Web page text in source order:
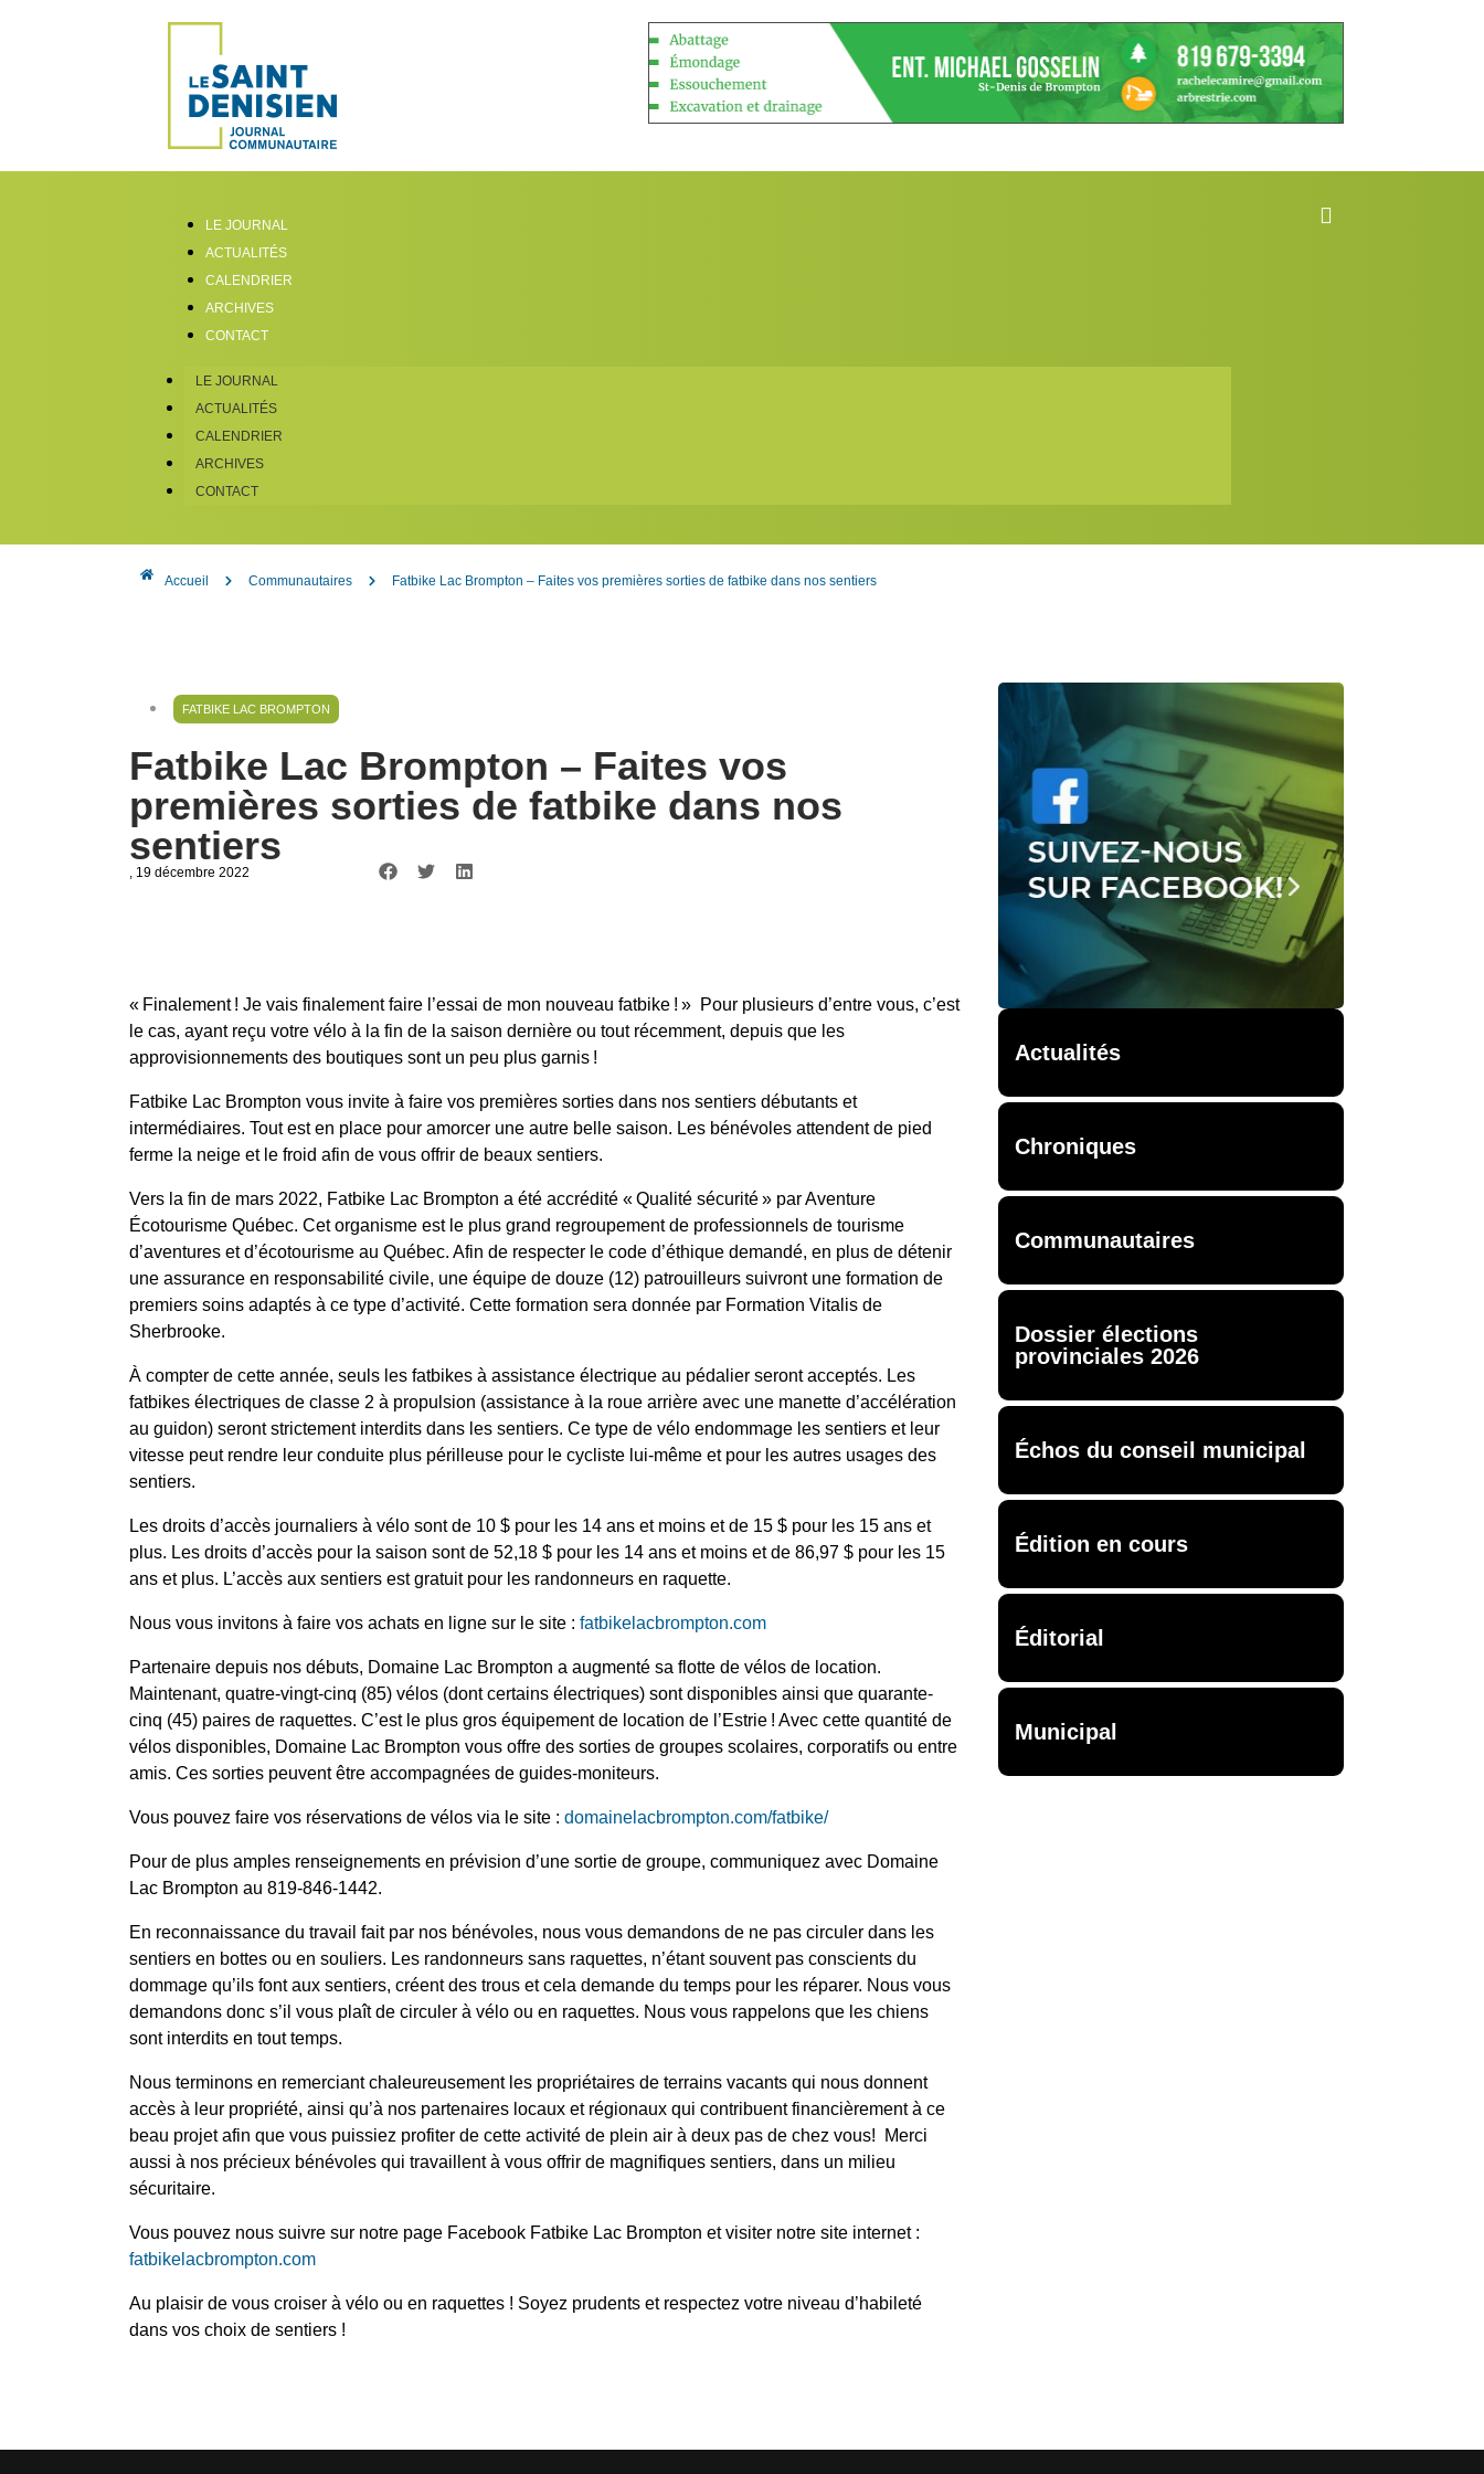
LE JOURNAL
ACTUALITÉS
CALENDRIER
ARCHIVES
CONTACT
LE JOURNAL
ACTUALITÉS
CALENDRIER
ARCHIVES
CONTACT
Accueil Communautaires Fatbike Lac Brompton – Faites vos premières sorties de fatbike dans nos sentiers
FATBIKE LAC BROMPTON
Fatbike Lac Brompton – Faites vos
premières sorties de fatbike dans nos
sentiers
, 19 décembre 2022
« Finalement ! Je vais finalement faire l’essai de mon nouveau fatbike ! » Pour plusieurs d’entre vous, c’est
le cas, ayant reçu votre vélo à la fin de la saison dernière ou tout récemment, depuis que les
approvisionnements des boutiques sont un peu plus garnis !
Fatbike Lac Brompton vous invite à faire vos premières sorties dans nos sentiers débutants et
intermédiaires. Tout est en place pour amorcer une autre belle saison. Les bénévoles attendent de pied
ferme la neige et le froid afin de vous offrir de beaux sentiers.
Vers la fin de mars 2022, Fatbike Lac Brompton a été accrédité « Qualité sécurité » par Aventure
Écotourisme Québec. Cet organisme est le plus grand regroupement de professionnels de tourisme
d’aventures et d’écotourisme au Québec. Afin de respecter le code d’éthique demandé, en plus de détenir
une assurance en responsabilité civile, une équipe de douze (12) patrouilleurs suivront une formation de
premiers soins adaptés à ce type d’activité. Cette formation sera donnée par Formation Vitalis de
Sherbrooke.
À compter de cette année, seuls les fatbikes à assistance électrique au pédalier seront acceptés. Les
fatbikes électriques de classe 2 à propulsion (assistance à la roue arrière avec une manette d’accélération
au guidon) seront strictement interdits dans les sentiers. Ce type de vélo endommage les sentiers et leur
vitesse peut rendre leur conduite plus périlleuse pour le cycliste lui-même et pour les autres usages des
sentiers.
Les droits d’accès journaliers à vélo sont de 10 $ pour les 14 ans et moins et de 15 $ pour les 15 ans et
plus. Les droits d’accès pour la saison sont de 52,18 $ pour les 14 ans et moins et de 86,97 $ pour les 15
ans et plus. L’accès aux sentiers est gratuit pour les randonneurs en raquette.
Nous vous invitons à faire vos achats en ligne sur le site : fatbikelacbrompton.com
Partenaire depuis nos débuts, Domaine Lac Brompton a augmenté sa flotte de vélos de location.
Maintenant, quatre-vingt-cinq (85) vélos (dont certains électriques) sont disponibles ainsi que quarante-
cinq (45) paires de raquettes. C’est le plus gros équipement de location de l’Estrie ! Avec cette quantité de
vélos disponibles, Domaine Lac Brompton vous offre des sorties de groupes scolaires, corporatifs ou entre
amis. Ces sorties peuvent être accompagnées de guides-moniteurs.
Vous pouvez faire vos réservations de vélos via le site : domainelacbrompton.com/fatbike/
Pour de plus amples renseignements en prévision d’une sortie de groupe, communiquez avec Domaine
Lac Brompton au 819-846-1442.
En reconnaissance du travail fait par nos bénévoles, nous vous demandons de ne pas circuler dans les
sentiers en bottes ou en souliers. Les randonneurs sans raquettes, n’étant souvent pas conscients du
dommage qu’ils font aux sentiers, créent des trous et cela demande du temps pour les réparer. Nous vous
demandons donc s’il vous plaît de circuler à vélo ou en raquettes. Nous vous rappelons que les chiens
sont interdits en tout temps.
Nous terminons en remerciant chaleureusement les propriétaires de terrains vacants qui nous donnent
accès à leur propriété, ainsi qu’à nos partenaires locaux et régionaux qui contribuent financièrement à ce
beau projet afin que vous puissiez profiter de cette activité de plein air à deux pas de chez vous! Merci
aussi à nos précieux bénévoles qui travaillent à vous offrir de magnifiques sentiers, dans un milieu
sécuritaire.
Vous pouvez nous suivre sur notre page Facebook Fatbike Lac Brompton et visiter notre site internet :
fatbikelacbrompton.com
Au plaisir de vous croiser à vélo ou en raquettes ! Soyez prudents et respectez votre niveau d’habileté
dans vos choix de sentiers !
Actualités
Chroniques
Communautaires
Dossier élections
provinciales 2026
Échos du conseil municipal
Édition en cours
Éditorial
Municipal